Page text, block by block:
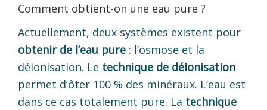
Comment obtient-on une eau pure ?
Actuellement, deux systèmes existent pour
obtenir de l’eau pure : l’osmose et la
déionisation. Le technique de déionisation
permet d’ôter 100 % des minéraux. L’eau est
dans ce cas totalement pure. La technique